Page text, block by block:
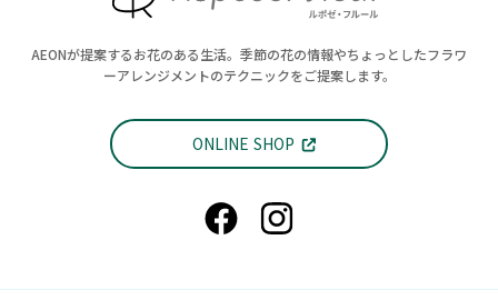
AEONが提案するお花のある生活。季節の花の情報やちょっとしたフラワ
ーアレンジメントのテクニックをご提案します。
ONLINE SHOP